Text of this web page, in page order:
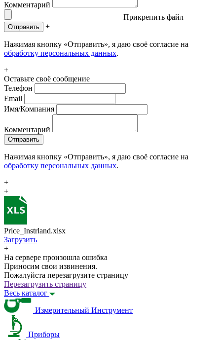
Комментарий
Прикрепить файл
Отправить +
Нажимая кнопку «Отправить», я даю своё согласие на
обработку персональных данных.
+
Оставьте своё сообщение
Телефон
Email
Имя/Компания
Комментарий
Отправить
Нажимая кнопку «Отправить», я даю своё согласие на
обработку персональных данных.
+
+
Price_Instrland.xlsx
Загрузить
+
На сервере произошла ошибка
Приносим свои извинения.
Пожалуйста перезагрузите страницу
Перезагрузить страницу
Весь каталог
Измерительный Инструмент
Приборы